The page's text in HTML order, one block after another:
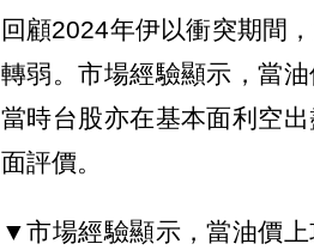
回顧2024年伊以衝突期間
轉弱。市場經驗顯示，當
當時台股亦在基本面利空
面評價。
▼市場經驗顯示，當油價